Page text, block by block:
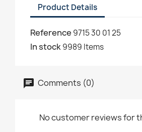
Product Details
Reference 9715 30 01 25
In stock9989 Items
Comments (0)
No customer reviews for